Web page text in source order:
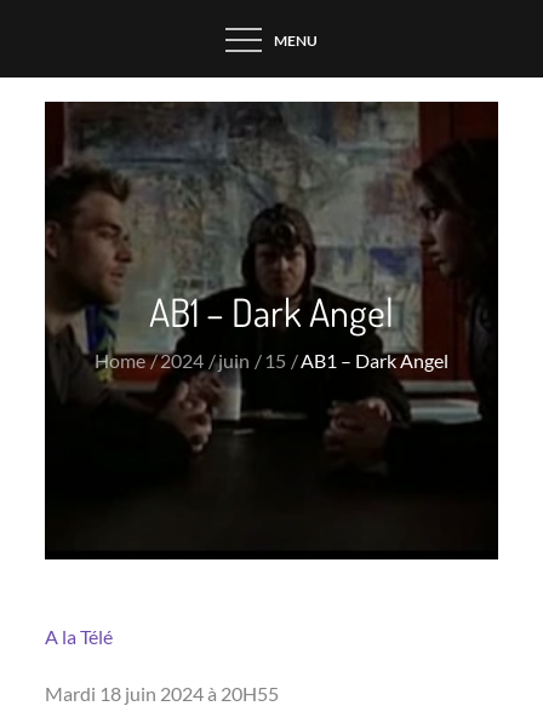
MENU
AB1 – Dark Angel
Home 2024 juin 15 AB1 – Dark Angel
A la Télé
Mardi 18 juin 2024 à 20H55